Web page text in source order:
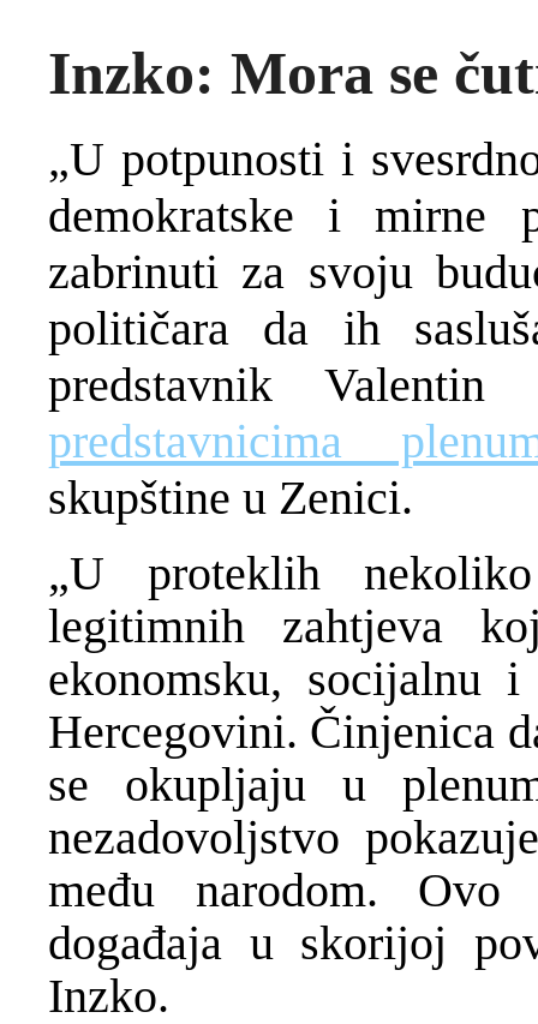
Inzko: Mora se
„U potpunosti i
demokratske i mirne
zabrinuti za svoju
političara da ih
predstavnik
predstavnicima
skupštine u Zenici.
„U proteklih
legitimnih zahtjeva
ekonomsku,
Hercegovini. Činjenica
se okupljaju u
nezadovoljstvo
među narodom.
događaja u skorijoj
Inzko.